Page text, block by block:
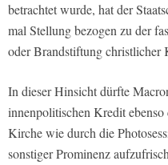
betrachtet wurde, hat der
mal Stellung bezogen zu der
oder Brandstiftung christlicher
In dieser Hinsicht dürfte
innenpolitischen Kredit
Kirche wie durch die
sonstiger Prominenz